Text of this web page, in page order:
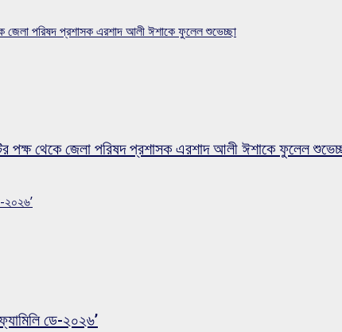
জেলা পরিষদ প্রশাসক এরশাদ আলী ঈশাকে ফুলেল শুভেচ্ছা
পক্ষ থেকে জেলা পরিষদ প্রশাসক এরশাদ আলী ঈশাকে ফুলেল
২০২৬’
ডে-২০২৬’